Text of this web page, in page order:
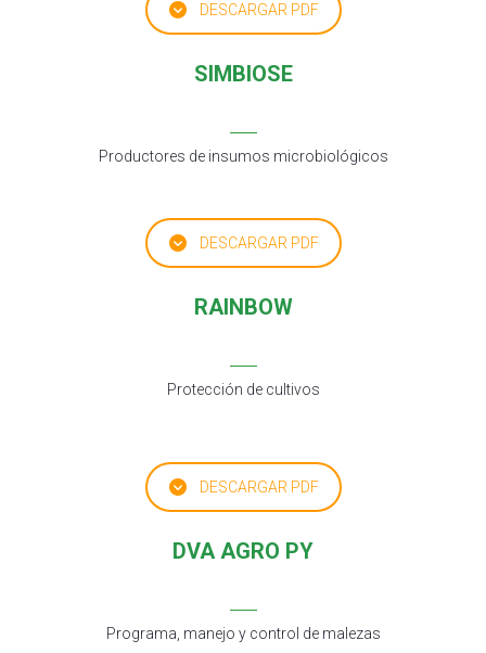
DESCARGAR PDF
SIMBIOSE
Productores de insumos microbiológicos
DESCARGAR PDF
RAINBOW
Protección de cultivos
DESCARGAR PDF
DVA AGRO PY
Programa, manejo y control de malezas